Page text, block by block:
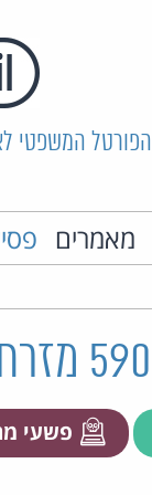
הפורטל המשפטי
מאמרים
פשעי